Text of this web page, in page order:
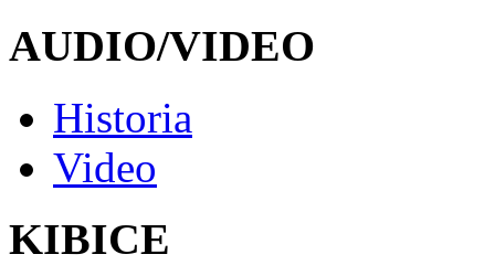
AUDIO/VIDEO
Historia
Video
KIBICE